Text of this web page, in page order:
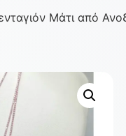
Μάτι από